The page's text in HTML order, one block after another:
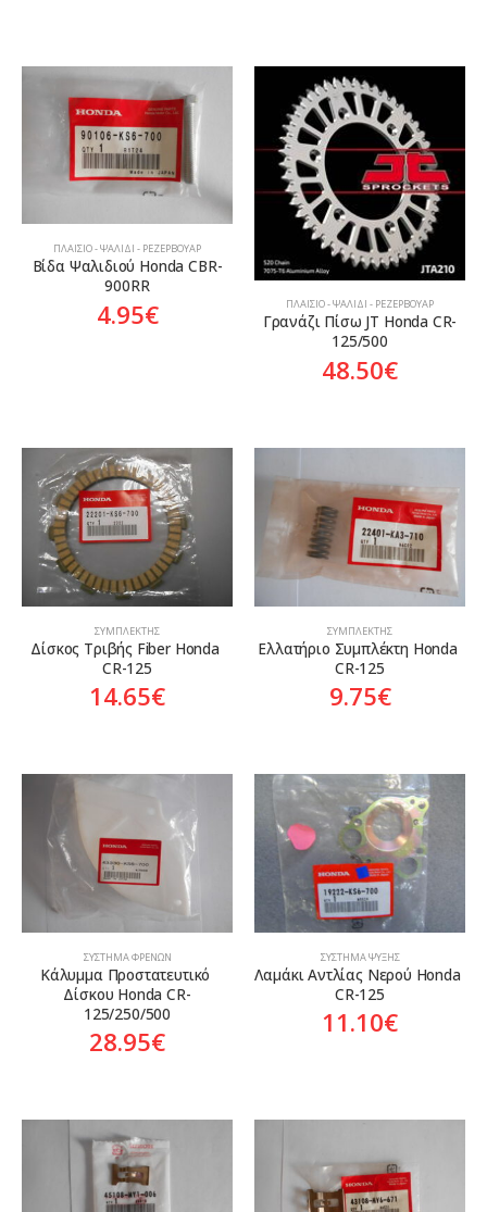
ΠΛΑΊΣΙΟ - ΨΑΛΊΔΙ - ΡΕΖΕΡΒΟΥΆΡ
Βίδα Ψαλιδιού Honda CBR-
900RR
4.95€ ΠΛΑΊΣΙΟ - ΨΑΛΊΔΙ - ΡΕΖΕΡΒΟΥΆΡ
Γρανάζι Πίσω JT Honda CR-
125/500
48.50€
ΣΥΜΠΛΈΚΤΗΣ
Δίσκος Τριβής Fiber Honda
CR-125
14.65€
ΣΥΜΠΛΈΚΤΗΣ
Ελλατήριο Συμπλέκτη Honda
CR-125
9.75€
ΣΎΣΤΗΜΑ ΦΡΈΝΩΝ
Κάλυμμα Προστατευτικό
Δίσκου Honda CR-
125/250/500
28.95€
ΣΎΣΤΗΜΑ ΨΎΞΗΣ
Λαμάκι Αντλίας Νερού Honda
CR-125
11.10€